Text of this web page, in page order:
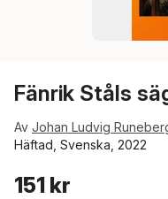
Fänrik Ståls
Av Johan Ludvig
Häftad, Svenska, 2022
151 kr